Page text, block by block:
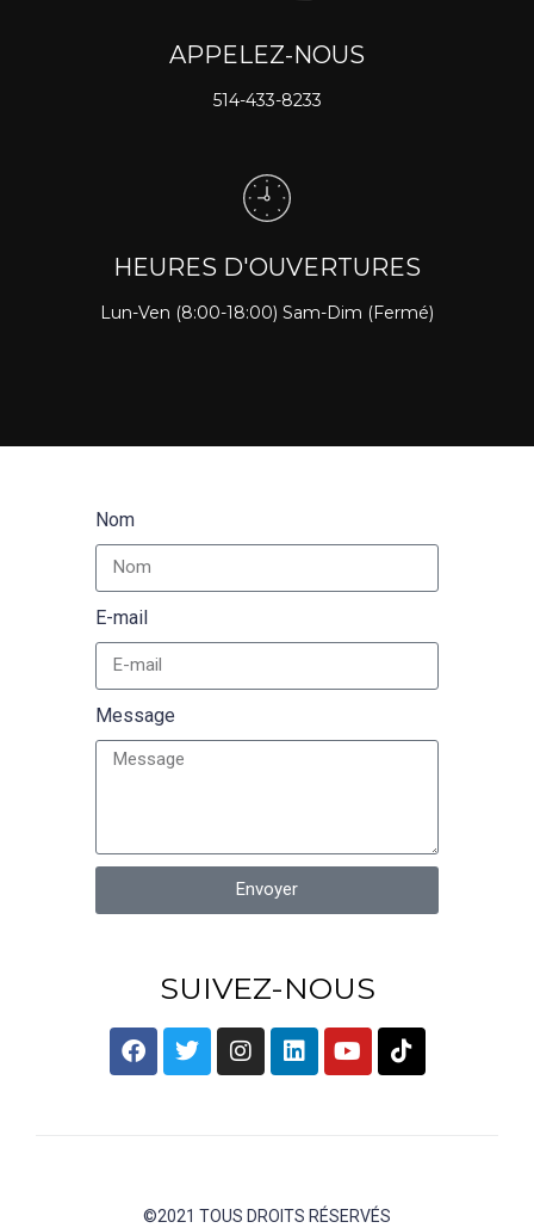
APPELEZ-NOUS
514-433-8233
HEURES D'OUVERTURES
Lun-Ven (8:00-18:00) Sam-Dim (Fermé)
Nom
E-mail
Message
Envoyer
SUIVEZ-NOUS
©2021 TOUS DROITS RÉSERVÉS